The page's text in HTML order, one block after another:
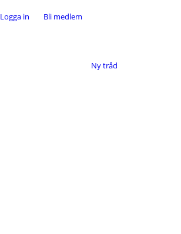
Logga in Bli medlem
Ny tråd